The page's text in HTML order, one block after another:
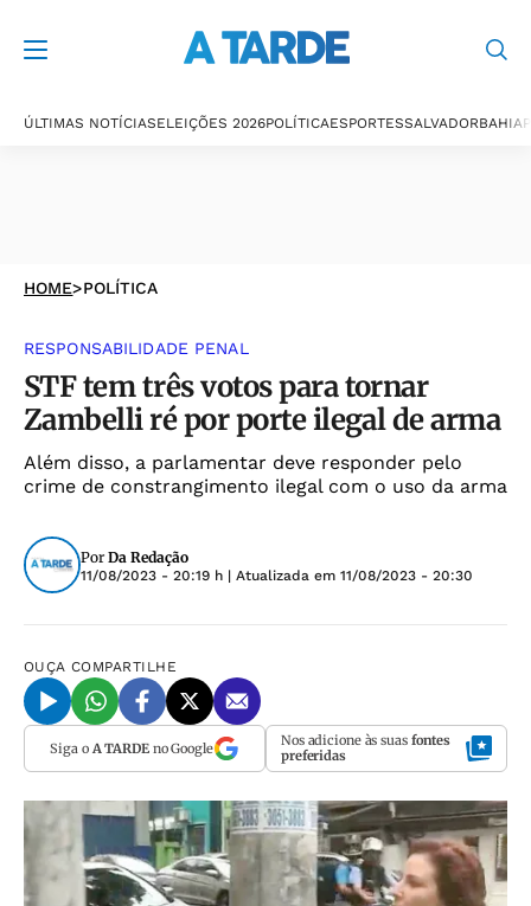
ÚLTIMAS NOTÍCIASELEIÇÕES 2026POLÍTICAESPORTESSALVADORBAHIA
HOME>POLÍTICA
RESPONSABILIDADE PENAL
STF tem três votos para tornar
Zambelli ré por porte ilegal de arma
Além disso, a parlamentar deve responder pelo
crime de constrangimento ilegal com o uso da arma
Por Da Redação
11/08/2023 - 20:19 h | Atualizada em 11/08/2023 - 20:30
OUÇA COMPARTILHE
Siga o A TARDEno Google Nos adicione às suas fontes
preferidas